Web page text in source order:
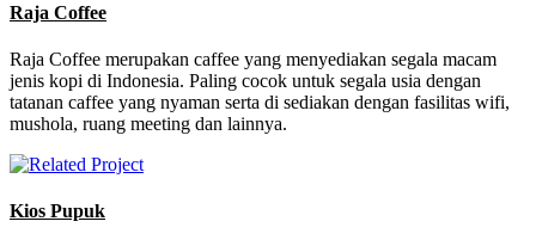
Raja Coffee
Raja Coffee merupakan caffee yang menyediakan segala macam
jenis kopi di Indonesia. Paling cocok untuk segala usia dengan
tatanan caffee yang nyaman serta di sediakan dengan fasilitas wifi,
mushola, ruang meeting dan lainnya.
Kios Pupuk